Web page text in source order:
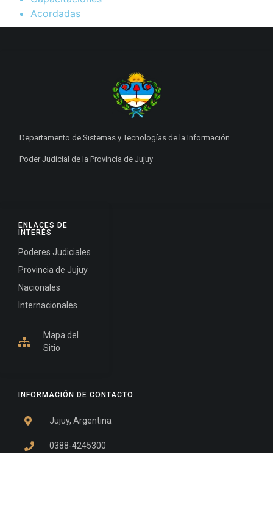
Acordadas
INFORMACIÓN DE CONTACTO
Jujuy, Argentina
0388-4245300
ENLACES DE
INTERÉS
Poderes Judiciales
Provincia de Jujuy
Nacionales
Internacionales
Mapa del
Sitio
Departamento de Sistemas y Tecnologías de la Información.
Poder Judicial de la Provincia de Jujuy